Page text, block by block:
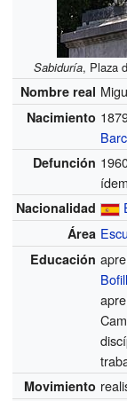
Sabiduría, Plaza
Nombre real
Nacimiento
Defunción
ídem
Nacionalidad
Área
Educación
Bofill
Movimiento